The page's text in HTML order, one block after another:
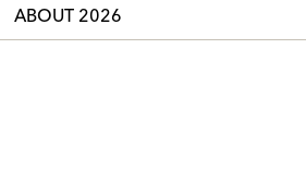
ABOUT 2026